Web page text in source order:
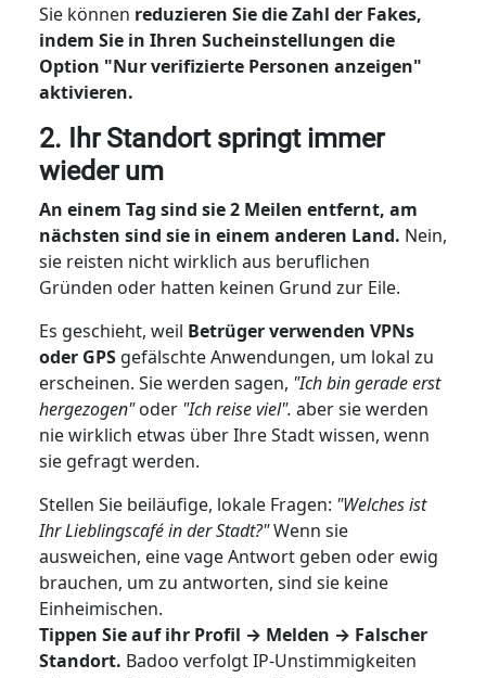
Sie können reduzieren Sie die Zahl der Fakes,
indem Sie in Ihren Sucheinstellungen die
Option "Nur verifizierte Personen anzeigen"
aktivieren.
2. Ihr Standort springt immer
wieder um
An einem Tag sind sie 2 Meilen entfernt, am
nächsten sind sie in einem anderen Land. Nein,
sie reisten nicht wirklich aus beruflichen
Gründen oder hatten keinen Grund zur Eile.
Es geschieht, weil Betrüger verwenden VPNs
oder GPSgefälschte Anwendungen, um lokal zu
erscheinen. Sie werden sagen, "Ich bin gerade erst
hergezogen"oder"Ich reise viel". aber sie werden
nie wirklich etwas über Ihre Stadt wissen, wenn
sie gefragt werden.
Stellen Sie beiläufige, lokale Fragen: "Welches ist
Ihr Lieblingscafé in der Stadt?"Wenn sie
ausweichen, eine vage Antwort geben oder ewig
brauchen, um zu antworten, sind sie keine
Einheimischen.
Tippen Sie auf ihr Profil → Melden → Falscher
Standort. Badoo verfolgt IP-Unstimmigkeiten